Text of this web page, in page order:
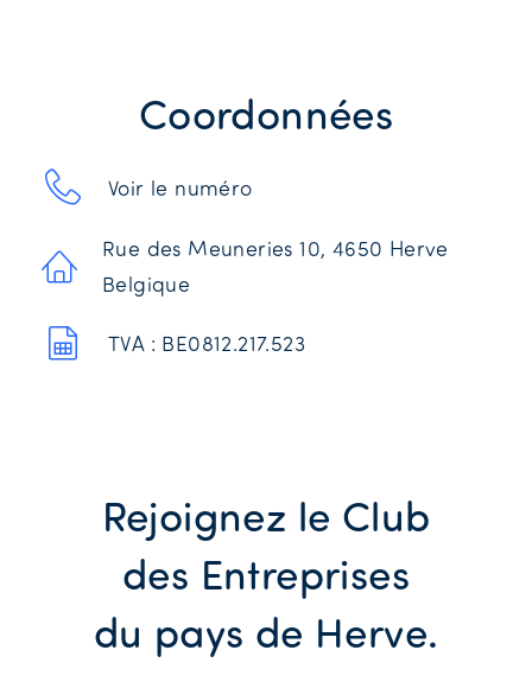
Coordonnées
Voir le numéro
Rue des Meuneries 10, 4650 Herve
Belgique
TVA : BE0812.217.523
Rejoignez le Club
des Entreprises
du pays de Herve.